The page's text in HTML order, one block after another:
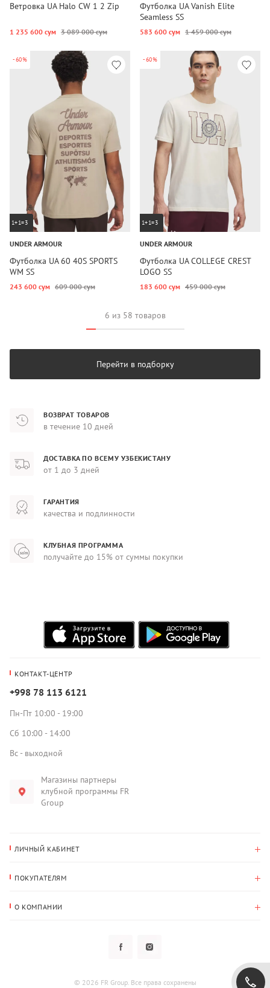
Ветровка UA Halo CW 1 2 Zip
1 235 600 сум 3 089 000 сум
Футболка UA Vanish Elite
Seamless SS
583 600 сум 1 459 000 сум
-60%
1+1=3
UNDER ARMOUR
Футболка UA 60 40S SPORTS
WM SS
243 600 сум 609 000 сум
-60%
1+1=3
UNDER ARMOUR
Футболка UA COLLEGE CREST
LOGO SS
183 600 сум 459 000 сум
6 из 58 товаров
Перейти в подборку
ВОЗВРАТ ТОВАРОВ
в течение 10 дней
ДОСТАВКА ПО ВСЕМУ УЗБЕКИСТАНУ
от 1 до 3 дней
ГАРАНТИЯ
качества и подлинности
КЛУБНАЯ ПРОГРАММА
получайте до 15% от суммы покупки
КОНТАКТ-ЦЕНТР
+998 78 113 6121
Пн-Пт 10:00 - 19:00
Сб 10:00 - 14:00
Вс - выходной
Магазины партнеры
клубной программы FR
Group
ЛИЧНЫЙ КАБИНЕТ
Адрес для доставки
ПОКУПАТЕЛЯМ
О КОМПАНИИ
Политика конфиденциальности
© 2026 FR Group. Все права сохранены